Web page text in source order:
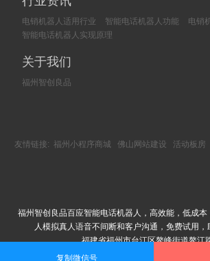
电销机器人适用行业 智能电话机器人功能
电销
智能电话机器人实现原理
关于我们
福州智创良品
友情链接: 福州小程序商城 佛山网站建设 活动板房
福州智创良品百应智能电话机器人，高效能，低成
人模拟真人语音不间断和客户沟通，免费试用，
福建省福州市台江区鳌峰街道鳌江
Copyright © 2002-2018 福州智创良品科技有
复制微信号